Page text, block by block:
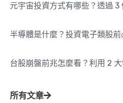
元宇宙投資方式有哪些？透過
半導體是什麼？投資電子類股
台股崩盤前兆怎麼看？利用 2
所有文章